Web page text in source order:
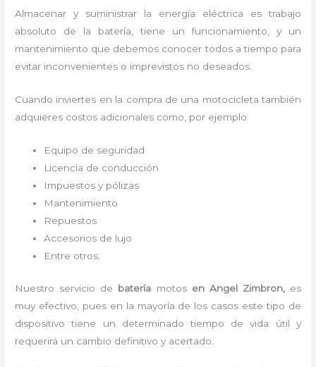
Almacenar y suministrar la energía eléctrica es trabajo
absoluto de la batería, tiene un funcionamiento, y un
mantenimiento que debemos conocer todos a tiempo para
evitar inconvenientes o imprevistos no deseados.
Cuando inviertes en la compra de una motocicleta también
adquieres costos adicionales como, por ejemplo:
Equipo de seguridad
Licencia de conducción
Impuestos y pólizas
Mantenimiento
Repuestos
Accesorios de lujo
Entre otros.
Nuestro servicio de batería motos en Angel Zimbron, es
muy efectivo, pues en la mayoría de los casos este tipo de
dispositivo tiene un determinado tiempo de vida útil y
requerirá un cambio definitivo y acertado.